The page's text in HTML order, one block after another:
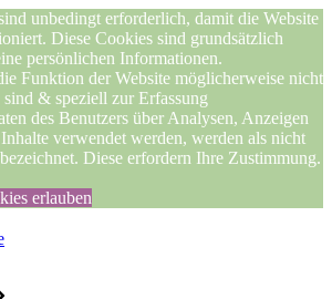
unbedingt erforderlich, damit die Website
Diese Cookies sind grundsätzlich
persönlichen Informationen.
Funktion der Website möglicherweise nicht
& speziell zur Erfassung
des Benutzers über Analysen, Anzeigen
verwendet werden, werden als nicht
Diese erfordern Ihre Zustimmung.
erlauben